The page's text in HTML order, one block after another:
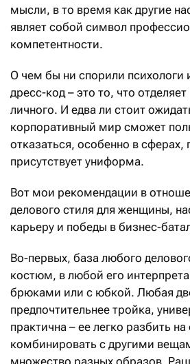
мысли, в то время как другие
являет собой символ
компетентности.
О чем бы ни спорили психологи
дресс-код – это то, что
личного. И едва ли стоит
корпоративный мир сможет
отказаться, особенно в сферах,
присутствует униформа.
Вот мои рекомендации в
делового стиля для женщины,
карьеру и победы в бизнес-
Во-первых, база любого
костюм, в любой его
брюками или с юбкой. Любая
предпочтительнее тройка,
практична – ее легко разбить
комбинировать с другими
множество разных образов.